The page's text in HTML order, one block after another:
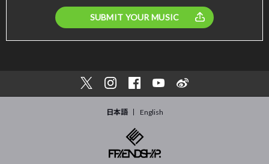
SUBMIT YOUR MUSIC
日本語 English